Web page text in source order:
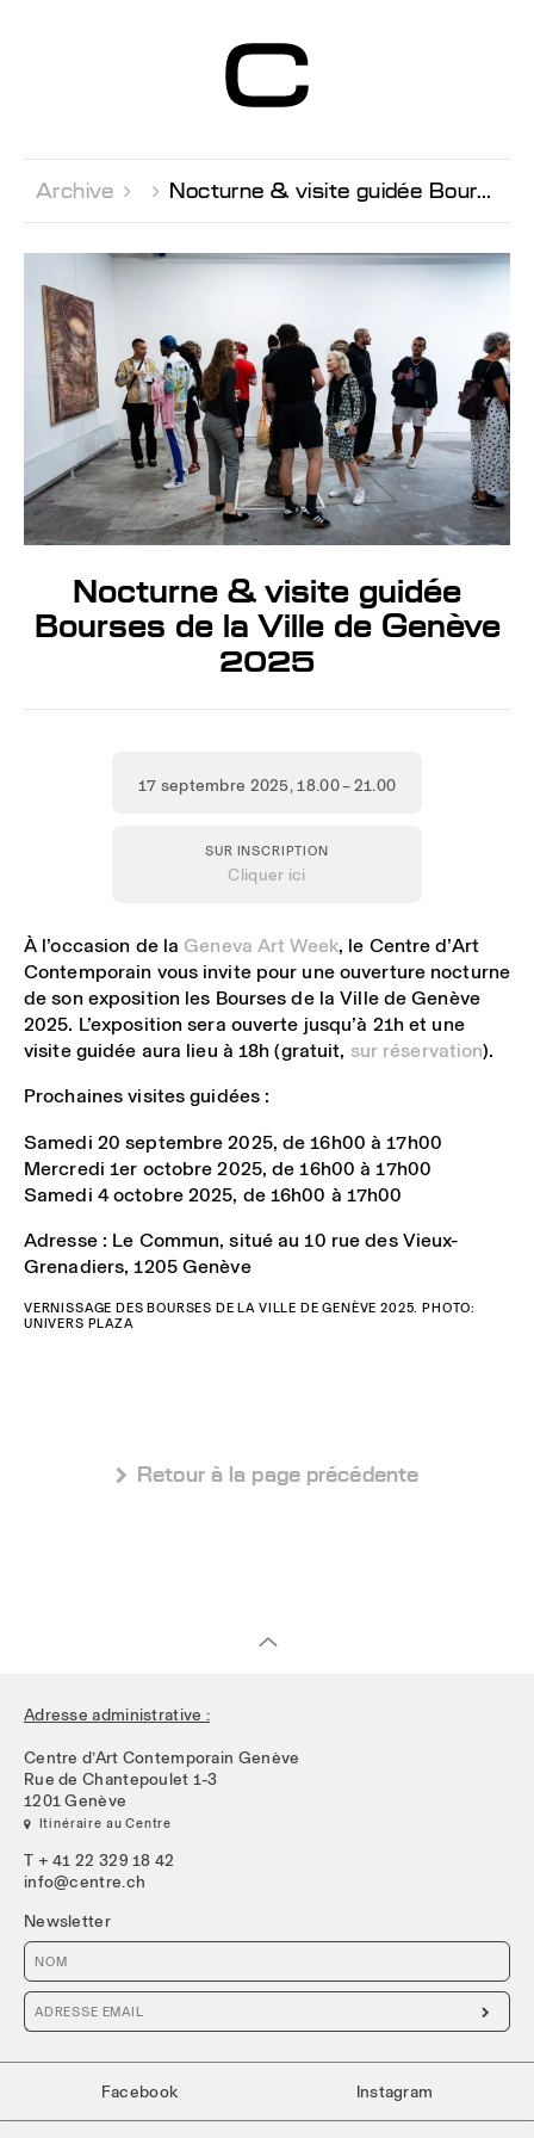
Contemporain
Genève
Archive   Nocturne & visite guidée Bourses de la Ville de Genève 2025
Nocturne & visite guidée
Bourses de la Ville de Genève
2025
17 septembre 2025, 18.00 – 21.00
SUR INSCRIPTION
Cliquer ici
À l’occasion de la Geneva Art Week, le Centre d’Art
Contemporain vous invite pour une ouverture nocturne
de son exposition les Bourses de la Ville de Genève
2025. L’exposition sera ouverte jusqu’à 21h et une
visite guidée aura lieu à 18h (gratuit, sur réservation).
Prochaines visites guidées :
Samedi 20 septembre 2025, de 16h00 à 17h00
Mercredi 1er octobre 2025, de 16h00 à 17h00
Samedi 4 octobre 2025, de 16h00 à 17h00
Adresse : Le Commun, situé au 10 rue des Vieux-
Grenadiers, 1205 Genève
VERNISSAGE DES BOURSES DE LA VILLE DE GENÈVE 2025. PHOTO:
UNIVERS PLAZA
 Retour à la page précédente
Adresse administrative :
Centre d’Art Contemporain Genève
Rue de Chantepoulet 1-3
1201 Genève
 Itinéraire au Centre
T + 41 22 329 18 42
info@centre.ch
Newsletter

Facebook Instagram